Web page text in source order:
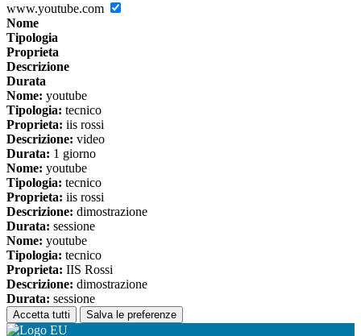
www.youtube.com
Nome
Tipologia
Proprieta
Descrizione
Durata
Nome: youtube
Tipologia: tecnico
Proprieta: iis rossi
Descrizione: video
Durata: 1 giorno
Nome: youtube
Tipologia: tecnico
Proprieta: iis rossi
Descrizione: dimostrazione
Durata: sessione
Nome: youtube
Tipologia: tecnico
Proprieta: IIS Rossi
Descrizione: dimostrazione
Durata: sessione
Accetta tutti Salva le preferenze